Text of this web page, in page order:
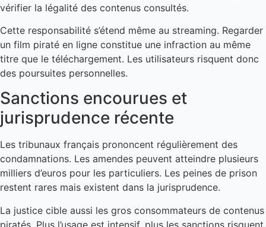
vérifier la légalité des contenus consultés.
Cette responsabilité s’étend même au streaming. Regarder
un film piraté en ligne constitue une infraction au même
titre que le téléchargement. Les utilisateurs risquent donc
des poursuites personnelles.
Sanctions encourues et
jurisprudence récente
Les tribunaux français prononcent régulièrement des
condamnations. Les amendes peuvent atteindre plusieurs
milliers d’euros pour les particuliers. Les peines de prison
restent rares mais existent dans la jurisprudence.
La justice cible aussi les gros consommateurs de contenus
piratés. Plus l’usage est intensif, plus les sanctions risquent